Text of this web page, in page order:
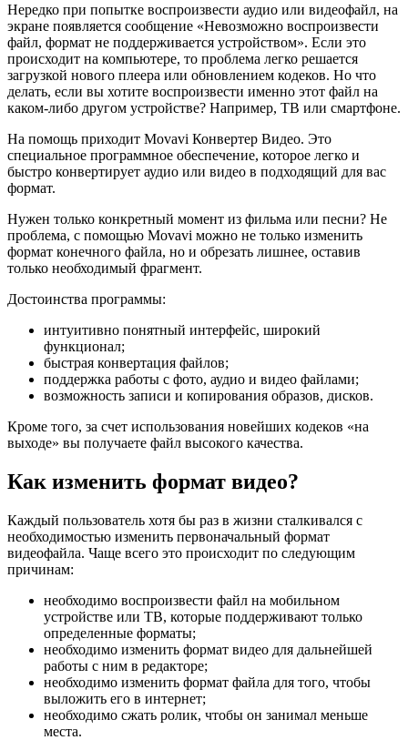
Нередко при попытке воспроизвести аудио или видеофайл, на
экране появляется сообщение «Невозможно воспроизвести
файл, формат не поддерживается устройством». Если это
происходит на компьютере, то проблема легко решается
загрузкой нового плеера или обновлением кодеков. Но что
делать, если вы хотите воспроизвести именно этот файл на
каком-либо другом устройстве? Например, ТВ или смартфоне.
На помощь приходит Movavi Конвертер Видео. Это
специальное программное обеспечение, которое легко и
быстро конвертирует аудио или видео в подходящий для вас
формат.
Нужен только конкретный момент из фильма или песни? Не
проблема, с помощью Movavi можно не только изменить
формат конечного файла, но и обрезать лишнее, оставив
только необходимый фрагмент.
Достоинства программы:
интуитивно понятный интерфейс, широкий
функционал;
быстрая конвертация файлов;
поддержка работы с фото, аудио и видео файлами;
возможность записи и копирования образов, дисков.
Кроме того, за счет использования новейших кодеков «на
выходе» вы получаете файл высокого качества.
Как изменить формат видео?
Каждый пользователь хотя бы раз в жизни сталкивался с
необходимостью изменить первоначальный формат
видеофайла. Чаще всего это происходит по следующим
причинам:
необходимо воспроизвести файл на мобильном
устройстве или ТВ, которые поддерживают только
определенные форматы;
необходимо изменить формат видео для дальнейшей
работы с ним в редакторе;
необходимо изменить формат файла для того, чтобы
выложить его в интернет;
необходимо сжать ролик, чтобы он занимал меньше
места.